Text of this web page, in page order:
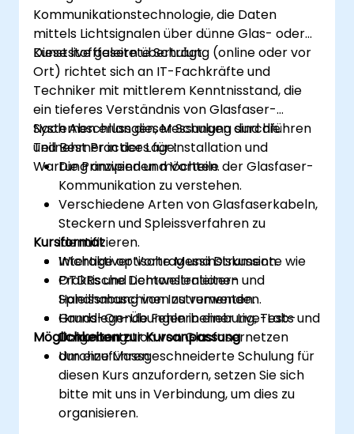
Kommunikationstechnologie, die Daten
mittels Lichtsignalen über dünne Glas- oder
Kunststofffasern überträgt.
Diese live geleitete Schulung (online oder vor
Ort) richtet sich an IT-Fachkräfte und
Techniker mit mittlerem Kenntnisstand, die
ein tieferes Verständnis von Glasfaser-
Systemen erlangen, Messungen durchführen
und Best Practices für Installation und
Wartung anwenden möchten.
Nach Abschluss dieser Schulung sind die
Teilnehmer in der Lage:
Die Prinzipien und Vorteile der Glasfaser-
Kommunikation zu verstehen.
Verschiedene Arten von Glasfaserkabeln,
Steckern und Spleissverfahren zu
identifizieren.
Wichtige optische Messinstrumente wie
OTDRs und Lichtwellenleiter-
Spleissmaschinen zu verwenden.
Grundlegende Fehlerbehebung, Tests und
Dokumentation von Glasfasernetzen
durchzuführen.
Kursformat
Interaktiver Vortrag und Diskussion.
Praktische Demonstrationen und
Handhabung von Instrumenten.
Hands-On-Übungen in einer Live-Lab-
Umgebung.
Möglichkeiten zur Kursanpassung
Um eine Massgeschneiderte Schulung für
diesen Kurs anzufordern, setzen Sie sich
bitte mit uns in Verbindung, um dies zu
organisieren.